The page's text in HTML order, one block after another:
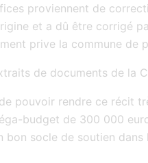
proviennent de
et a dû être corrigé
prive la commune de
de documents de la
pouvoir rendre ce récit
budget de 300 000
bon socle de soutien